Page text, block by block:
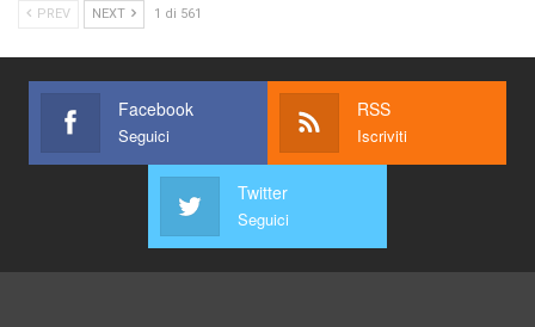
PREV NEXT 1 di 561
Facebook
Seguici
RSS
Iscriviti
Twitter
Seguici